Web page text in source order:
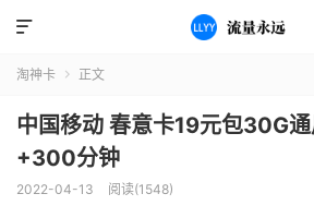

淘神卡  正文
中国移动 春意卡19元包30G
+300分钟
2022-04-13 阅读(1548)